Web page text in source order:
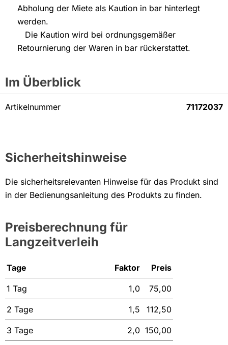
Abholung der Miete als Kaution in bar hinterlegt
werden.
Die Kaution wird bei ordnungsgemäßer
Retournierung der Waren in bar rückerstattet.
Im Überblick
Artikelnummer 71172037
Sicherheitshinweise
Die sicherheitsrelevanten Hinweise für das Produkt sind
in der Bedienungsanleitung des Produkts zu finden.
Preisberechnung für
Langzeitverleih
Tage Faktor Preis
1 Tag 1,0 75,00
2 Tage 1,5 112,50
3 Tage 2,0 150,00